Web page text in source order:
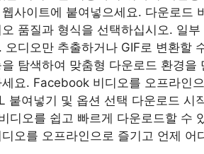
사이트에 붙여넣으세요. 다운로드
품질과 형식을 선택하십시오. 일
오디오만 추출하거나 GIF로 변환할
탐색하여 맞춤형 다운로드 환경
요. Facebook 비디오를 오프라인
붙여넣기 및 옵션 선택 다운로드 시
디오를 쉽고 빠르게 다운로드할 수
오를 오프라인으로 즐기고 언제 어